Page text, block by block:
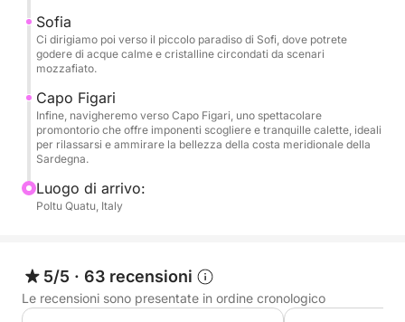
Proseguiremo verso l'incantevole Isola di Sofi, una
gemma nascosta con spiagge tranquille e un luogo
ideale per lo snorkeling e lo stand-up paddle.
Successivamente, ci dirigeremo verso il maestoso
Capo Figari, dove le spettacolari scogliere e le viste
panoramiche offrono uno scenario spettacolare per
esplorare le meraviglie naturali della costa.
semplicemente immergervi nello scenario
mozzafiato della Sardegna. La vostra esperienza
include l'uso di una tavola da SUP, attrezzatura per
Sofia
Ci dirigiamo poi verso il piccolo paradiso di Sofi, dove potrete
godere di acque calme e cristalline circondati da scenari
mozzafiato.
Capo Figari
Infine, navigheremo verso Capo Figari, uno spettacolare
promontorio che offre imponenti scogliere e tranquille calette, ideali
per rilassarsi e ammirare la bellezza della costa meridionale della
Sardegna.
Luogo di arrivo:
Poltu Quatu, Italy
5/5 · 63 recensioni
Le recensioni sono presentate in ordine cronologico